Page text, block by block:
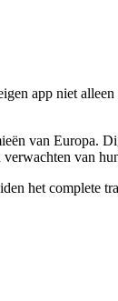
app niet
van Europa.
van
het complete